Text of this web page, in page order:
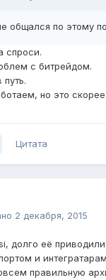
общался по этому
спроси.
с битрейдом.
путь.
но это скорее
Цитата
2 декабря, 2015
долго её
и
правильную